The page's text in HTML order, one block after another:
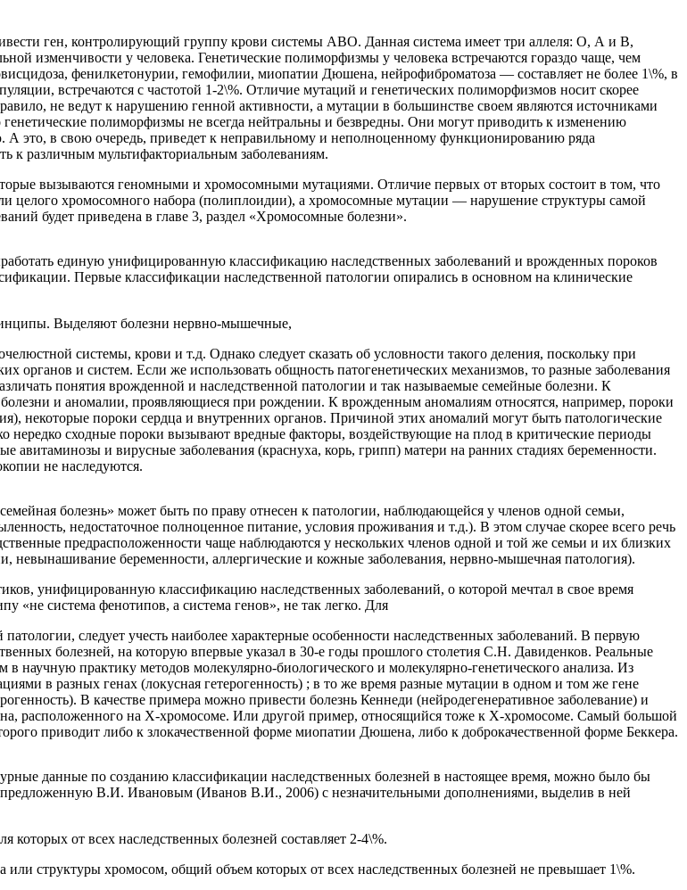
ген, контролирующий группу крови системы АВО. Данная система имеет три аллеля: О, А и В,
изменчивости у человека. Генетические полиморфизмы у человека встречаются гораздо чаще, чем
фенилкетонурии, гемофилии, миопатии Дюшена, нейрофиброматоза — составляет не более 1\%, в
встречаются с частотой 1-2\%. Отличие мутаций и генетических полиморфизмов носит скорее
не ведут к нарушению генной активности, а мутации в большинстве своем являются источниками
генетические полиморфизмы не всегда нейтральны и безвредны. Они могут приводить к изменению
это, в свою очередь, приведет к неправильному и неполноценному функционированию ряда
к различным мультифакториальным заболеваниям.
вызываются геномными и хромосомными мутациями. Отличие первых от вторых состоит в том, что
целого хромосомного набора (полиплоидии), а хромосомные мутации — нарушение структуры самой
будет приведена в главе 3, раздел «Хромосомные болезни».
единую унифицированную классификацию наследственных заболеваний и врожденных пороков
Первые классификации наследственной патологии опирались в основном на клинические
Выделяют болезни нервно-мышечные,
системы, крови и т.д. Однако следует сказать об условности такого деления, поскольку при
органов и систем. Если же использовать общность патогенетических механизмов, то разные заболевания
понятия врожденной и наследственной патологии и так называемые семейные болезни. К
и аномалии, проявляющиеся при рождении. К врожденным аномалиям относятся, например, пороки
некоторые пороки сердца и внутренних органов. Причиной этих аномалий могут быть патологические
нередко сходные пороки вызывают вредные факторы, воздействующие на плод в критические периоды
авитаминозы и вирусные заболевания (краснуха, корь, грипп) матери на ранних стадиях беременности.
не наследуются.
болезнь» может быть по праву отнесен к патологии, наблюдающейся у членов одной семьи,
недостаточное полноценное питание, условия проживания и т.д.). В этом случае скорее всего речь
предрасположенности чаще наблюдаются у нескольких членов одной и той же семьи и их близких
невынашивание беременности, аллергические и кожные заболевания, нервно-мышечная патология).
унифицированную классификацию наследственных заболеваний, о которой мечтал в свое время
система фенотипов, а система генов», не так легко. Для
следует учесть наиболее характерные особенности наследственных заболеваний. В первую
болезней, на которую впервые указал в 30-е годы прошлого столетия С.Н. Давиденков. Реальные
в научную практику методов молекулярно-биологического и молекулярно-генетического анализа. Из
в разных генах (локусная гетерогенность) ; в то же время разные мутации в одном и том же гене
В качестве примера можно привести болезнь Кеннеди (нейродегенеративное заболевание) и
расположенного на Х-хромосоме. Или другой пример, относящийся тоже к Х-хромосоме. Самый большой
приводит либо к злокачественной форме миопатии Дюшена, либо к доброкачественной форме Беккера.
данные по созданию классификации наследственных болезней в настоящее время, можно было бы
В.И. Ивановым (Иванов В.И., 2006) с незначительными дополнениями, выделив в ней
от всех наследственных болезней составляет 2-4\%.
структуры хромосом, общий объем которых от всех наследственных болезней не превышает 1\%.